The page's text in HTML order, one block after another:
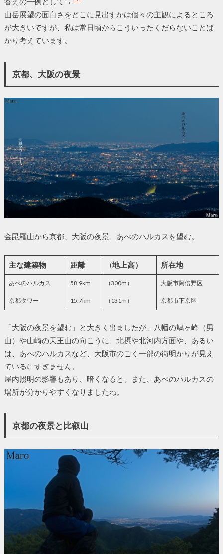
山岳展望の面白さをどこに見出すかは個々の主観によるところ
が大きいですが、私は常日頃からこういったくだらないことば
かり考えています。
京都、大阪の夜景
金毘羅山から京都、大阪の夜景、あべのハルカスを望む。
主な建築物 距離 （地上高） 所在地
あべのハルカス 58.9km （300m） 大阪市阿倍野区
京都タワー 15.7km （131m） 京都市下京区
「大阪の夜景を望む」と大きく出ましたが、八幡の鳩ヶ峰（男
山）や山崎の天王山の向こうに、北摂や北河内方面や、あるい
は、あべのハルカスなど、大阪市のごく一部の街明かりが見え
ているにすぎません。
屋内照明の影響もあり、暗くなると、また、あべのハルカスの
場所が分かりやすくなりましたね。
京都の夜景と比叡山